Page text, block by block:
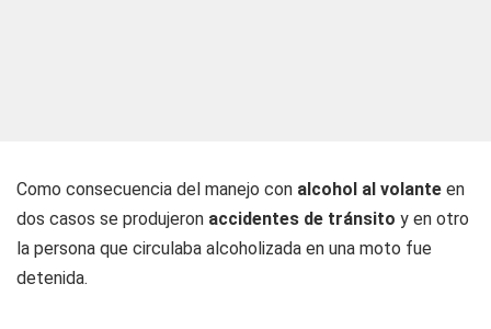
Como consecuencia del manejo con alcohol al volante en
dos casos se produjeron accidentes de tránsito y en otro
la persona que circulaba alcoholizada en una moto fue
detenida.